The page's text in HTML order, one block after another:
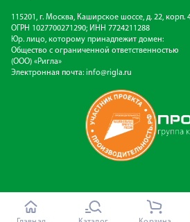
115201, г. Москва, Каширское шоссе, д. 22, корп.
ОГРН 1027700271290; ИНН 7724211288
Юр. лицо, которому принадлежит домен:
Общество с ограниченной ответственностью
(ООО) «Ригла»
Электронная почта: info@rigla.ru